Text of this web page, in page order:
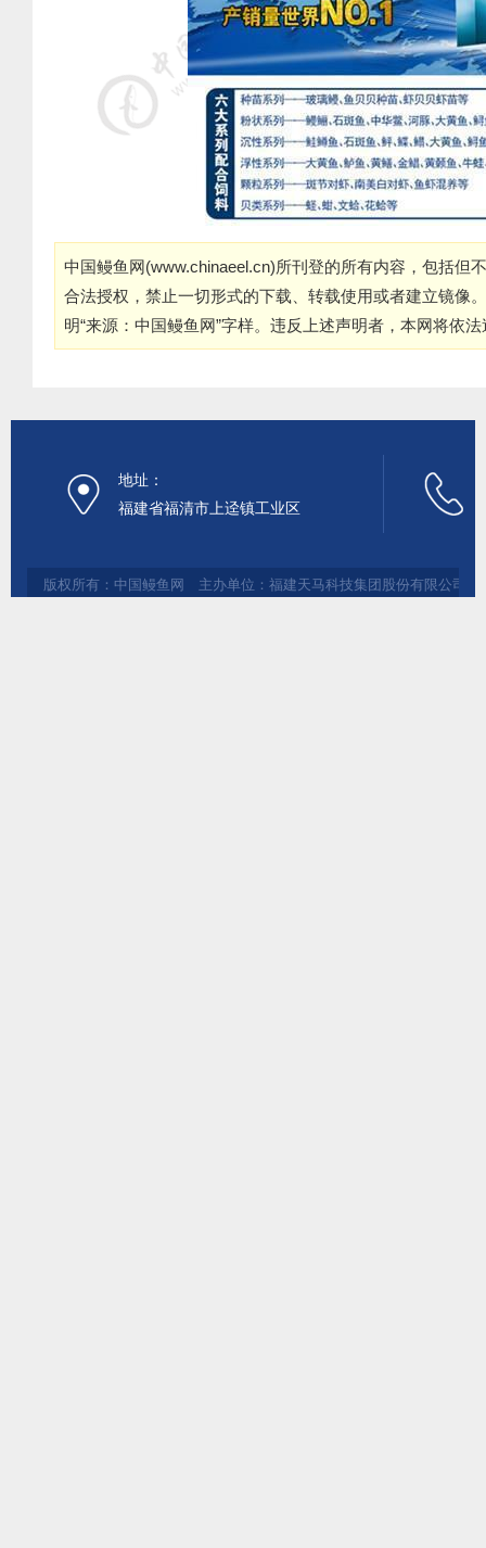
中国鳗鱼网(www.chinaeel.cn)所刊登的所有内容，包括但
合法授权，禁止一切形式的下载、转载使用或者建立镜像
明“来源：中国鳗鱼网”字样。违反上述声明者，本网将依
地址：
福建省福清市上迳镇工业区
版权所有：中国鳗鱼网 主办单位：福建天马科技集团股份有限公司